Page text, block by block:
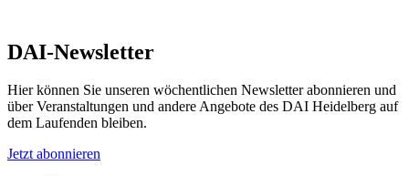
DAI-Newsletter
Hier können Sie unseren wöchentlichen Newsletter abonnieren und
über Veranstaltungen und andere Angebote des DAI Heidelberg auf
dem Laufenden bleiben.
Jetzt abonnieren